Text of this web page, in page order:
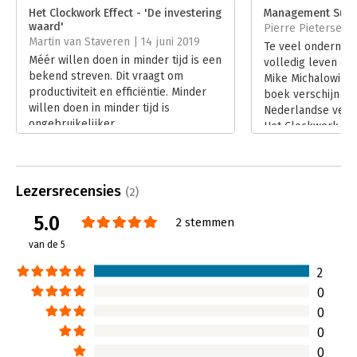
Verschijningsdatum:
25-4-2019
Hoofdrubriek: Ondernemen
Het Clockwork Effect - 'De investering
waard'
Martin van Staveren | 14 juni 2019
Méér willen doen in minder tijd is een
bekend streven. Dit vraagt om
productiviteit en efficiëntie. Minder
willen doen in minder tijd is
ongebruikelijker.
Management
Pierre Pieterse |
Te veel
volledig leven
Mike Michalowicz
boek verschijn in
Nederlandse
Het Clockwerk-
Lezersrecensies (2)
5.0
van de 5
2 stemmen
2
0
0
0
0